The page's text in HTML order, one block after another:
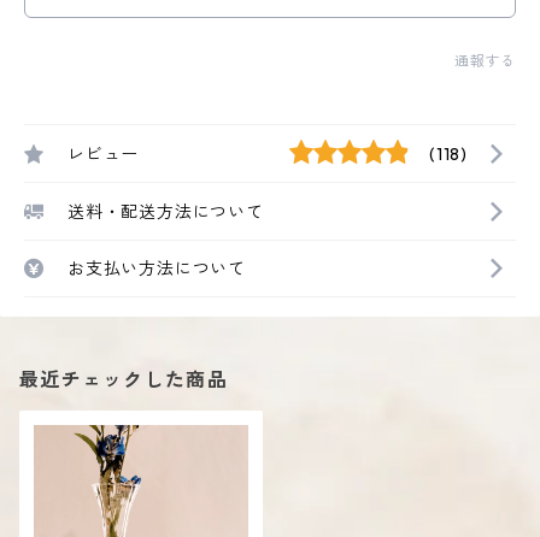
通報する
レビュー (118)
送料・配送方法について
お支払い方法について
最近チェックした商品